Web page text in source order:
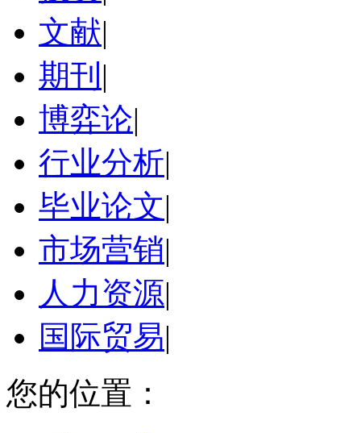
文献|
期刊 |
博弈论|
行业分析|
毕业论文|
市场营销|
人力资源|
国际贸易|
您的位置：